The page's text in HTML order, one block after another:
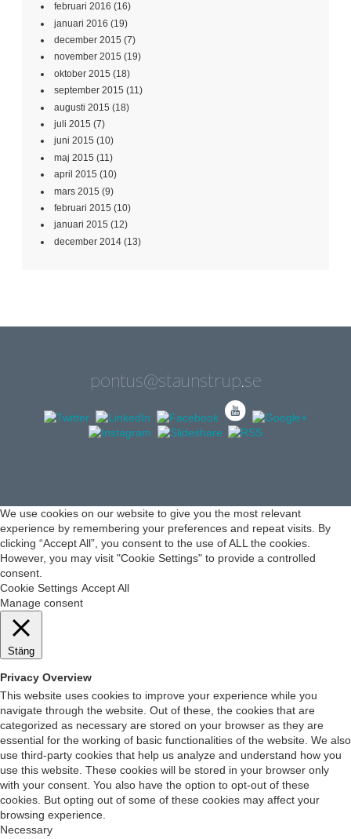
februari 2016 (16)
januari 2016 (19)
december 2015 (7)
november 2015 (19)
oktober 2015 (18)
september 2015 (11)
augusti 2015 (18)
juli 2015 (7)
juni 2015 (10)
maj 2015 (11)
april 2015 (10)
mars 2015 (9)
februari 2015 (10)
januari 2015 (12)
december 2014 (13)
pontus@staunstrup.se
We use cookies on our website to give you the most relevant
experience by remembering your preferences and repeat visits. By
clicking “Accept All”, you consent to the use of ALL the cookies.
However, you may visit "Cookie Settings" to provide a controlled
consent.
Cookie Settings Accept All
Manage consent
Stäng
Privacy Overview
This website uses cookies to improve your experience while you
navigate through the website. Out of these, the cookies that are
categorized as necessary are stored on your browser as they are
essential for the working of basic functionalities of the website. We also
use third-party cookies that help us analyze and understand how you
use this website. These cookies will be stored in your browser only
with your consent. You also have the option to opt-out of these
cookies. But opting out of some of these cookies may affect your
browsing experience.
Necessary